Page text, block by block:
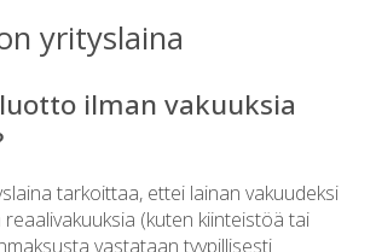
yrityslaina
ilman vakuuksia
tarkoittaa, ettei lainan vakuudeksi
(kuten kiinteistöä tai
vastataan tyypillisesti